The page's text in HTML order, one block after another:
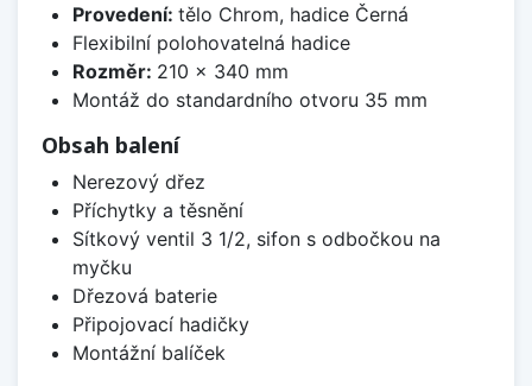
Provedení: tělo Chrom, hadice Černá
Flexibilní polohovatelná hadice
Rozměr: 210 x 340 mm
Montáž do standardního otvoru 35 mm
Obsah balení
Nerezový dřez
Příchytky a těsnění
Sítkový ventil 3 1/2, sifon s odbočkou na
myčku
Dřezová baterie
Připojovací hadičky
Montážní balíček